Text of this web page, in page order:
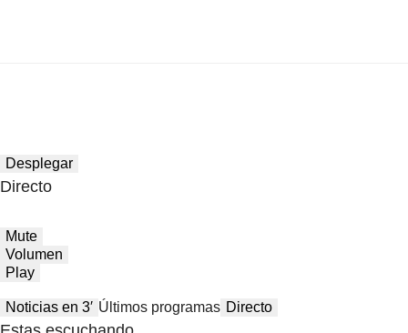
Desplegar
Directo
Mute
Volumen
Play
Noticias en 3′ Últimos programas Directo